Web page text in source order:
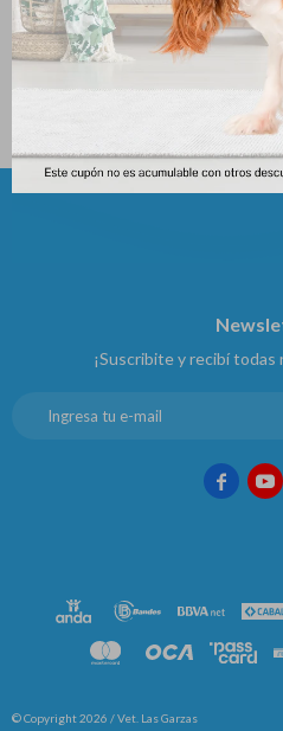
Pro Plan Urinary Gato 7.5kg
¡Suscribite y recibí
 
© Copyright 2026 / Vet. Las Garzas